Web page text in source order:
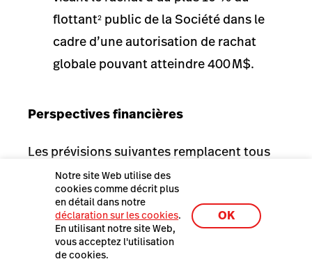
flottant2 public de la Société dans le
cadre d’une autorisation de rachat
globale pouvant atteindre 400 M$.
Perspectives financières
Les prévisions suivantes remplacent tous
les énoncés précédents de la Société et
sont basées sur les attentes actuelles.
Lightspeed a mis à jour ses cibles
triennales en raison du dessaisissement
d’Upserve. Le tableau ci-après fait état de
Notre site Web utilise des
cookies comme décrit plus
en détail dans notre
déclaration sur les cookies.
En utilisant notre site Web,
vous acceptez l'utilisation
de cookies.
OK